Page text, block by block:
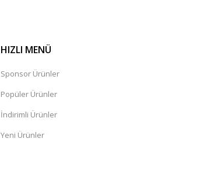
HIZLI MENÜ
Sponsor Ürünler
Popüler Ürünler
İndirimli Ürünler
Yeni Ürünler